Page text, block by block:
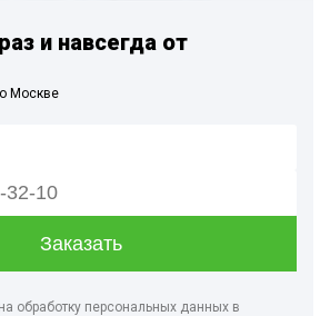
и навсегда от
Москве
обработку персональных данных в